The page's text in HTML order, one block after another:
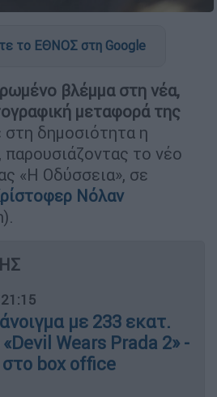
το ΕΘΝΟΣ στη Google
βλέμμα στη νέα,
μεταφορά της
δημοσιότητα η
το νέο
«Η Οδύσσεια», σε
Νόλαν
με 233 εκατ.
«Devil Wears Prada 2» -
box office